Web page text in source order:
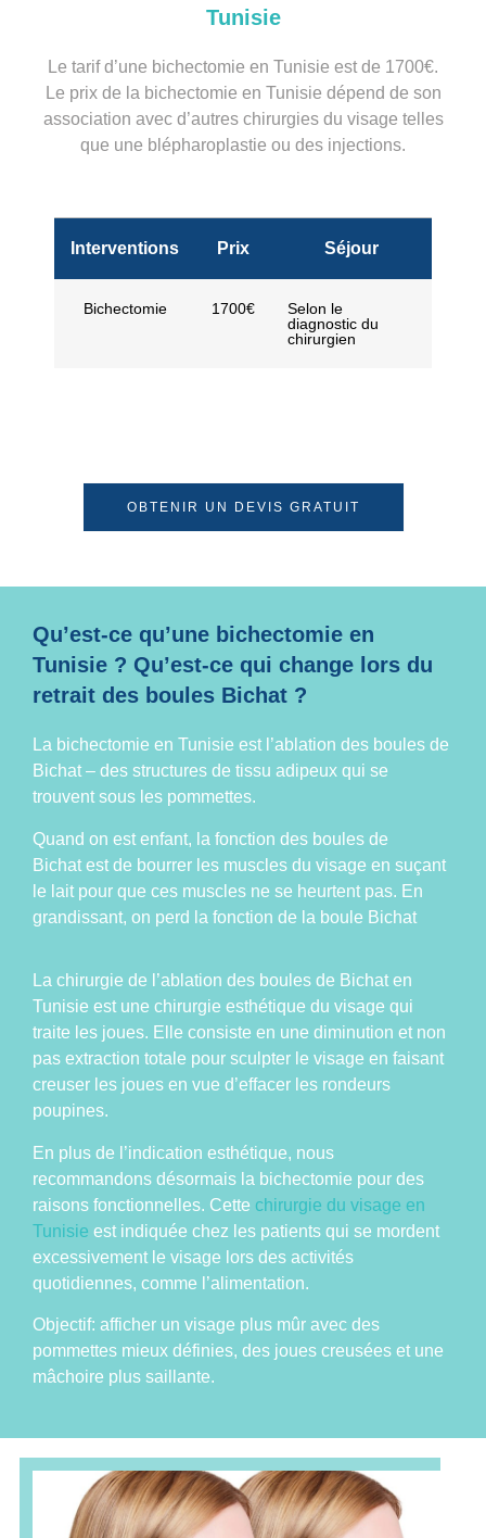
Tunisie
Le tarif d’une bichectomie en Tunisie est de 1700€.
Le prix de la bichectomie en Tunisie dépend de son
association avec d’autres chirurgies du visage telles
que une blépharoplastie ou des injections.
Interventions Prix Séjour
Bichectomie 1700€
Selon le
diagnostic du
chirurgien
OBTENIR UN DEVIS GRATUIT
Qu’est-ce qu’une bichectomie en
Tunisie ? Qu’est-ce qui change lors du
retrait des boules Bichat ?
La bichectomie en Tunisie est l’ablation des boules de
Bichat – des structures de tissu adipeux qui se
trouvent sous les pommettes.
Quand on est enfant, la fonction des boules de
Bichat est de bourrer les muscles du visage en suçant
le lait pour que ces muscles ne se heurtent pas. En
grandissant, on perd la fonction de la boule Bichat
La chirurgie de l’ablation des boules de Bichat en
Tunisie est une chirurgie esthétique du visage qui
traite les joues. Elle consiste en une diminution et non
pas extraction totale pour sculpter le visage en faisant
creuser les joues en vue d’effacer les rondeurs
poupines.
En plus de l’indication esthétique, nous
recommandons désormais la bichectomie pour des
raisons fonctionnelles. Cette chirurgie du visage en
Tunisie est indiquée chez les patients qui se mordent
excessivement le visage lors des activités
quotidiennes, comme l’alimentation.
Objectif: afficher un visage plus mûr avec des
pommettes mieux définies, des joues creusées et une
mâchoire plus saillante.